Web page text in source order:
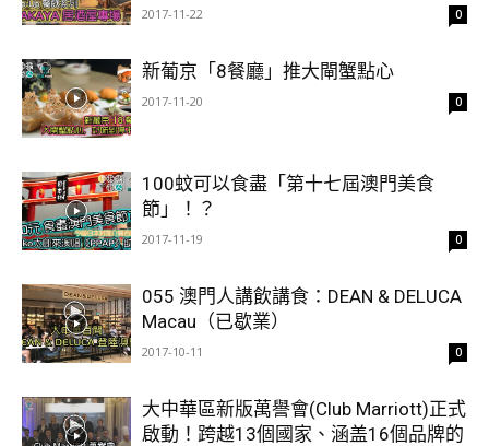
2017-11-22 0
新葡京「8餐廳」推大閘蟹點心
2017-11-20 0
100蚊可以食盡「第十七屆澳門美食
節」！？
2017-11-19 0
055 澳門人講飲講食：DEAN & DELUCA
Macau（已歇業）
2017-10-11 0
大中華區新版萬譽會(Club Marriott)正式
啟動！跨越13個國家、涵盖16個品牌的